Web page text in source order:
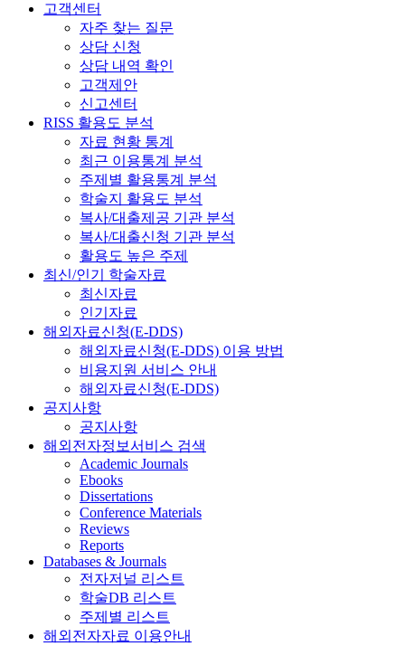
고객센터
자주 찾는 질문
상담 신청
상담 내역 확인
고객제안
신고센터
RISS 활용도 분석
자료 현황 통계
최근 이용통계 분석
주제별 활용통계 분석
학술지 활용도 분석
복사/대출제공 기관 분석
복사/대출신청 기관 분석
활용도 높은 주제
최신/인기 학술자료
최신자료
인기자료
해외자료신청(E-DDS)
해외자료신청(E-DDS) 이용 방법
비용지원 서비스 안내
해외자료신청(E-DDS)
공지사항
공지사항
해외전자정보서비스 검색
Academic Journals
Ebooks
Dissertations
Conference Materials
Reviews
Reports
Databases & Journals
전자저널 리스트
학술DB 리스트
주제별 리스트
해외전자자료 이용안내